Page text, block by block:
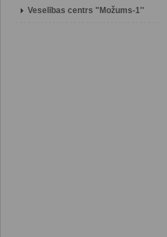
Veselības centrs "Možums-1''